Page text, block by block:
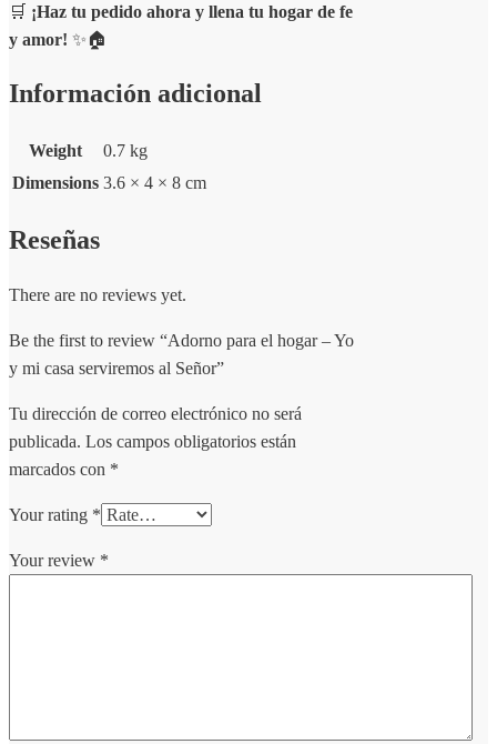
🛒 ¡Haz tu pedido ahora y llena tu hogar de fe
y amor! ✨🏠
Información adicional
Weight
0.7 kg
Dimensions 3.6 × 4 × 8 cm
Reseñas
There are no reviews yet.
Be the first to review “Adorno para el hogar – Yo
y mi casa serviremos al Señor”
Tu dirección de correo electrónico no será
publicada. Los campos obligatorios están
marcados con *
Your rating *
Your review *